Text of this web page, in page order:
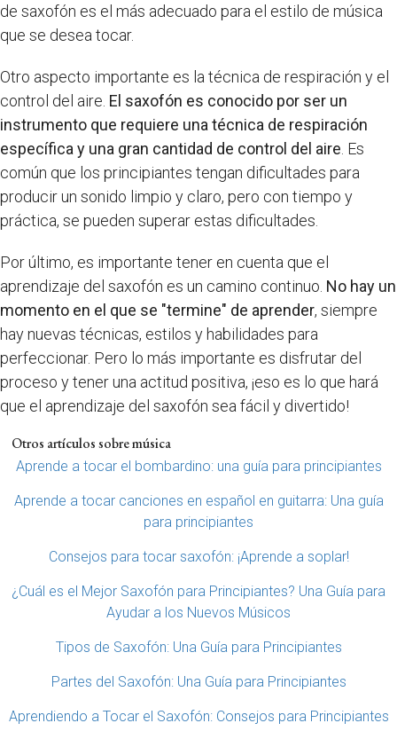
de saxofón es el más adecuado para el estilo de música
que se desea tocar.
Otro aspecto importante es la técnica de respiración y el
control del aire. El saxofón es conocido por ser un
instrumento que requiere una técnica de respiración
específica y una gran cantidad de control del aire . Es
común que los principiantes tengan dificultades para
producir un sonido limpio y claro, pero con tiempo y
práctica, se pueden superar estas dificultades.
Por último, es importante tener en cuenta que el
aprendizaje del saxofón es un camino continuo. No hay un
momento en el que se "termine" de aprender, siempre
hay nuevas técnicas, estilos y habilidades para
perfeccionar. Pero lo más importante es disfrutar del
proceso y tener una actitud positiva, ¡eso es lo que hará
que el aprendizaje del saxofón sea fácil y divertido!
Otros artículos sobre música
Aprende a tocar el bombardino: una guía para principiantes
Aprende a tocar canciones en español en guitarra: Una guía
para principiantes
Consejos para tocar saxofón: ¡Aprende a soplar!
¿Cuál es el Mejor Saxofón para Principiantes? Una Guía para
Ayudar a los Nuevos Músicos
Tipos de Saxofón: Una Guía para Principiantes
Partes del Saxofón: Una Guía para Principiantes
Aprendiendo a Tocar el Saxofón: Consejos para Principiantes